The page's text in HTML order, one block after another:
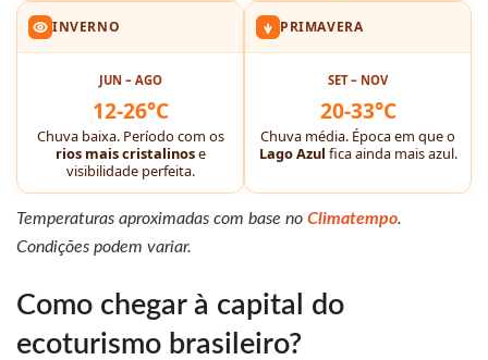
INVERNO
JUN – AGO
12-26°C
Chuva baixa. Período com os
rios mais cristalinose
visibilidade perfeita.
PRIMAVERA
SET – NOV
20-33°C
Chuva média. Época em que o
Lago Azul fica ainda mais azul.
Temperaturas aproximadas com base no Climatempo.
Condições podem variar.
Como chegar à capital do
ecoturismo brasileiro?